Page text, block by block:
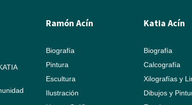
Ramón Acín
Biografía
Pintura
Escultura
Ilustración
Katia Acín
Biografía
Calcografía
Xilografías y
Dibujos y